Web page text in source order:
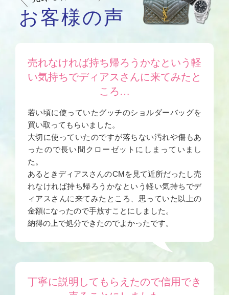
お客様の声
売れなければ持ち帰ろうかなという軽
い気持ちでディアスさんに来てみたと
ころ…
若い頃に使っていたグッチのショルダーバッグを
買い取ってもらいました。
大切に使っていたのですが落ちない汚れや傷もあ
ったので長い間クローゼットにしまっていまし
た。
あるときディアスさんのCMを見て近所だったし売
れなければ持ち帰ろうかなという軽い気持ちでデ
ィアスさんに来てみたところ、思っていた以上の
金額になったので手放すことにしました。
納得の上で処分できたのでよかったです。
丁寧に説明してもらえたので信用でき